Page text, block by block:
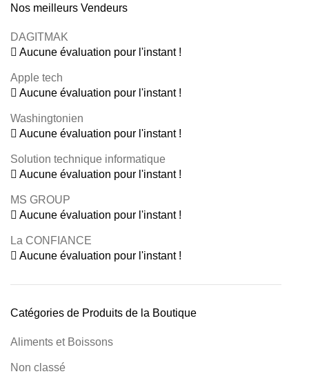
Nos meilleurs Vendeurs
DAGITMAK
Aucune évaluation pour l'instant !
Apple tech
Aucune évaluation pour l'instant !
Washingtonien
Aucune évaluation pour l'instant !
Solution technique informatique
Aucune évaluation pour l'instant !
MS GROUP
Aucune évaluation pour l'instant !
La CONFIANCE
Aucune évaluation pour l'instant !
Catégories de Produits de la Boutique
Aliments et Boissons
Non classé